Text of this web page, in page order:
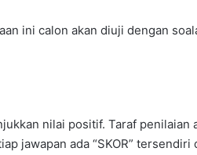
ini calon akan diuji dengan
nilai positif. Taraf penilaian
jawapan ada “SKOR”